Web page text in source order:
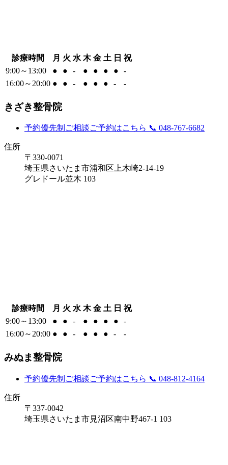
診療時間 月 火 水 木 金 土 日 祝
9:00～13:00
● ● - ● ● ● ●
-
16:00～20:00 ● ● - ● ● ● - -
きざき整骨院
予約優先制 ご相談ご予約はこちら 📞 048-767-6682
住所
〒330-0071
埼玉県さいたま市浦和区上木崎2-14-19
グレドール並木 103
診療時間 月 火 水 木 金 土 日 祝
9:00～13:00
● ● - ● ● ● ●
-
16:00～20:00 ● ● - ● ● ● - -
みぬま整骨院
予約優先制 ご相談ご予約はこちら 📞 048-812-4164
住所
〒337-0042
埼玉県さいたま市見沼区南中野467-1 103